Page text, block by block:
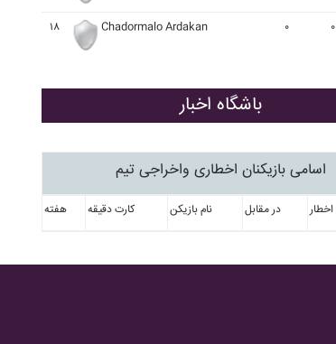
۱۸ Chadormalo Ardakan ۰ ۰
باشگاه اخبار
اسامی بازیکنان اخطاری واخراجی تیم
هفته کارت دقیقه نام بازیکن در مقابل اخطار